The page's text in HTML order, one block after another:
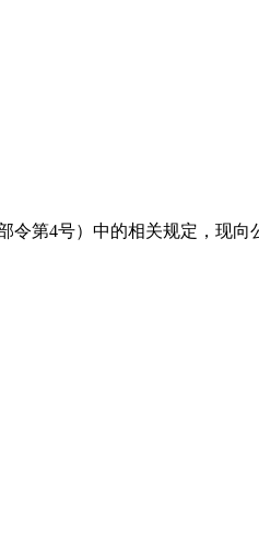
第4号）中的相关规定，现